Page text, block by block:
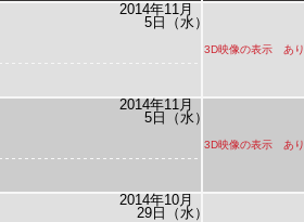
2014年11月
5日（水）
3D映像の表示 あり
2014年11月
5日（水）
3D映像の表示 あり
2014年10月
29日（水）